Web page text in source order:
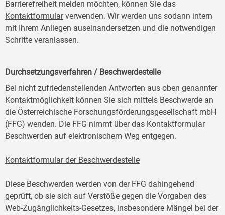
Barrierefreiheit melden möchten, können Sie das
Kontaktformularverwenden. Wir werden uns sodann intern
mit Ihrem Anliegen auseinandersetzen und die notwendigen
Schritte veranlassen.
Durchsetzungsverfahren / Beschwerdestelle
Bei nicht zufriedenstellenden Antworten aus oben genannter
Kontaktmöglichkeit können Sie sich mittels Beschwerde an
die Österreichische Forschungsförderungsgesellschaft mbH
(FFG) wenden. Die FFG nimmt über das Kontaktformular
Beschwerden auf elektronischem Weg entgegen.
Kontaktformular der Beschwerdestelle
Diese Beschwerden werden von der FFG dahingehend
geprüft, ob sie sich auf Verstöße gegen die Vorgaben des
Web-Zugänglichkeits-Gesetzes, insbesondere Mängel bei der